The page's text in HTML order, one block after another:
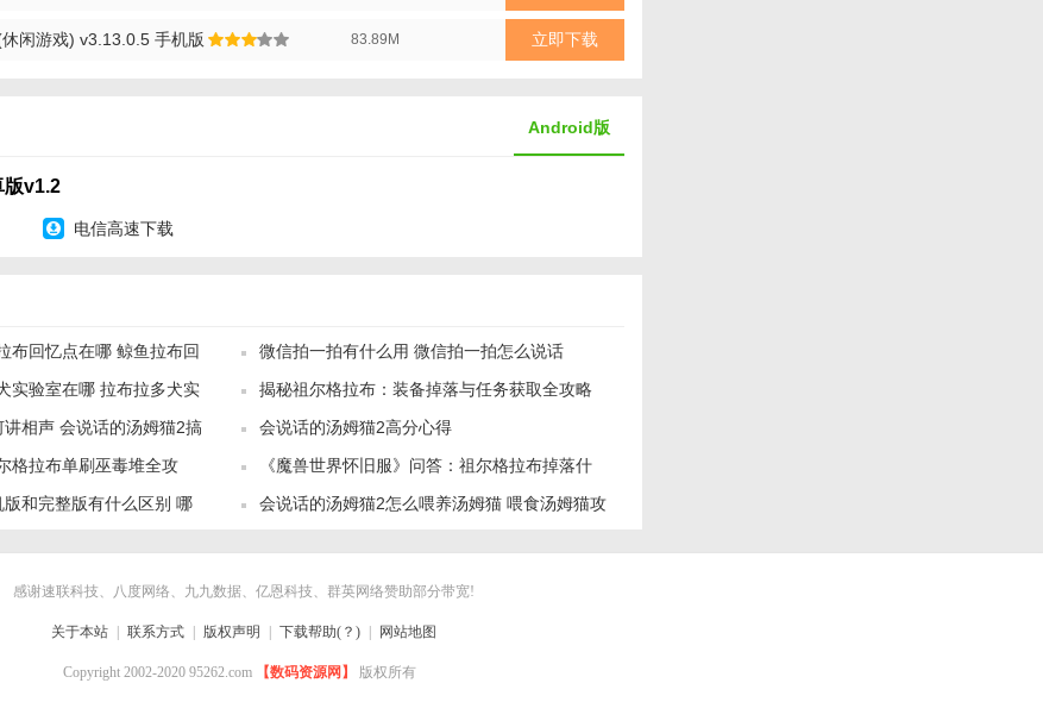
了一个放松娱乐的平台，还通过与拉布布的互动培养了玩家的责任感和爱心。无论
闲游戏) v3.13.0.5 手机版 83.89M 立即下载
Android版
版v1.2
电信高速下载
布回忆点在哪 鲸鱼拉布回
微信拍一拍有什么用 微信拍一拍怎么说话
实验室在哪 拉布拉多犬实
揭秘祖尔格拉布：装备掉落与任务获取全攻略
相声 会说话的汤姆猫2搞
会说话的汤姆猫2高分心得
格拉布单刷巫毒堆全攻
！
《魔兽世界怀旧服》问答：祖尔格拉布掉落什
么？雷纳...等你探索！
和完整版有什么区别 哪 会说话的汤姆猫2怎么喂养汤姆猫 喂食汤姆猫攻
略
感谢速联科技、八度网络、九九数据、亿恩科技、群英网络赞助部分带宽!
关于本站 联系方式 版权声明 下载帮助(？) 网站地图
Copyright 2002-2020 95262.com 【数码资源网】 版权所有